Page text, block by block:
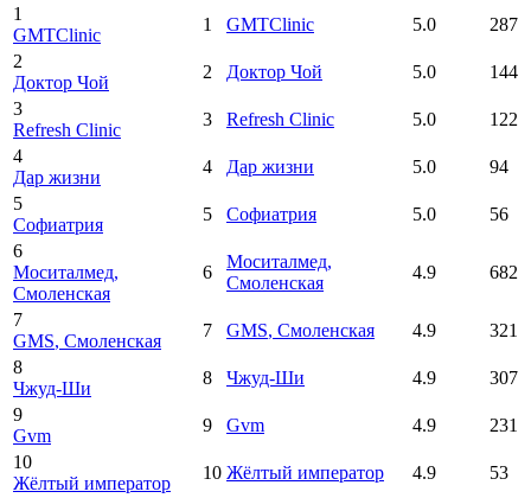
1
GMTClinic
1 GMTClinic 5.0
287
2
Доктор Чой
2 Доктор Чой 5.0
144
3
Refresh Clinic
3 Refresh Clinic 5.0
122
4
Дар жизни
4 Дар жизни 5.0
94
5
Софиатрия
5 Софиатрия 5.0
56
6
Моситалмед,
Смоленская
6
Моситалмед,
Смоленская
4.9 682
7
GMS, Смоленская
7 GMS, Смоленская 4.9
321
8
Чжуд-Ши
8 Чжуд-Ши 4.9
307
9
Gvm
9 Gvm 4.9
231
10
Жёлтый император
10 Жёлтый император 4.9
53